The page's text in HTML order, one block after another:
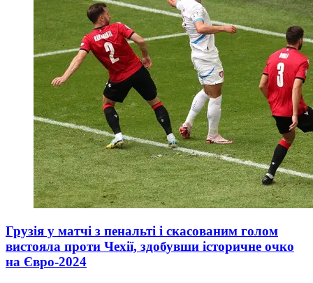
Грузія у матчі з пенальті і скасованим голом
вистояла проти Чехії, здобувши історичне очко
на Євро-2024